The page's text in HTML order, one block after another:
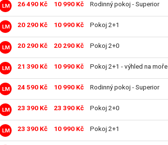
LM 26 490 Kč 10 990 Kč Rodinný pokoj - Superior
LM 20 290 Kč 10 990 Kč Pokoj 2+1
LM 20 290 Kč 20 290 Kč Pokoj 2+0
LM 21 390 Kč 10 990 Kč Pokoj 2+1 - výhled na moře
LM 24 590 Kč 10 990 Kč Rodinný pokoj - Superior
LM 23 390 Kč 23 390 Kč Pokoj 2+0
LM 23 390 Kč 10 990 Kč Pokoj 2+1